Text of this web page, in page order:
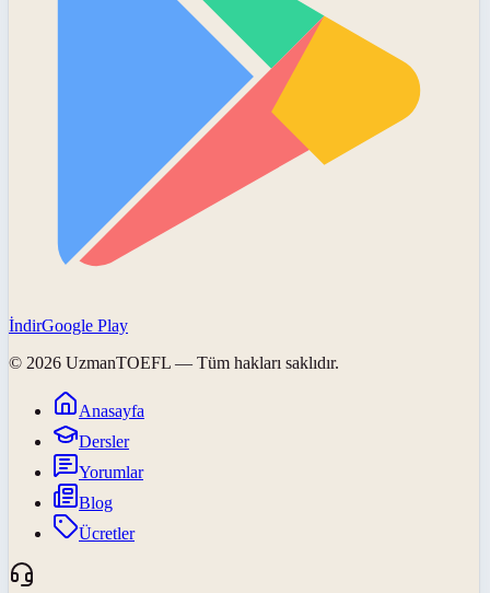
İndirGoogle Play
© 2026 UzmanTOEFL — Tüm hakları saklıdır.
Anasayfa
Dersler
Yorumlar
Blog
Ücretler